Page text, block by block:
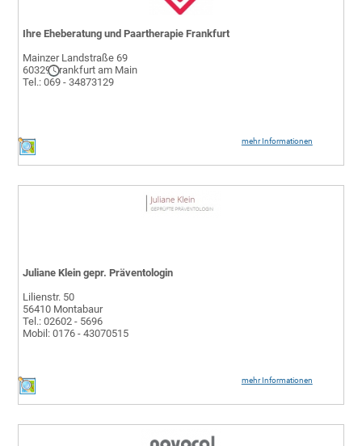
mehr Informationen
Ihre Eheberatung und Paartherapie Frankfurt
Mainzer Landstraße 69
60329 Frankfurt am Main
Tel.: 069 - 34873129
mehr Informationen
Juliane Klein gepr. Präventologin
Lilienstr. 50
56410 Montabaur
Tel.: 02602 - 5696
Mobil: 0176 - 43070515